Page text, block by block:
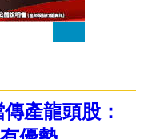
產龍頭股：